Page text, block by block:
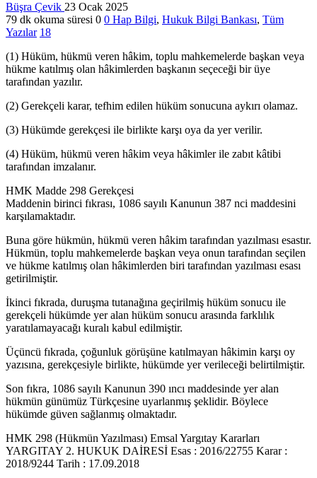
Büşra Çevik 23 Ocak 2025
79 dk okuma süresi 0 0 Hap Bilgi, Hukuk Bilgi Bankası, Tüm
Yazılar 18
(1) Hüküm, hükmü veren hâkim, toplu mahkemelerde başkan veya
hükme katılmış olan hâkimlerden başkanın seçeceği bir üye
tarafından yazılır.
(2) Gerekçeli karar, tefhim edilen hüküm sonucuna aykırı olamaz.
(3) Hükümde gerekçesi ile birlikte karşı oya da yer verilir.
(4) Hüküm, hükmü veren hâkim veya hâkimler ile zabıt kâtibi
tarafından imzalanır.
HMK Madde 298 Gerekçesi
Maddenin birinci fıkrası, 1086 sayılı Kanunun 387 nci maddesini
karşılamaktadır.
Buna göre hükmün, hükmü veren hâkim tarafından yazılması esastır.
Hükmün, toplu mahkemelerde başkan veya onun tarafından seçilen
ve hükme katılmış olan hâkimlerden biri tarafından yazılması esası
getirilmiştir.
İkinci fıkrada, duruşma tutanağına geçirilmiş hüküm sonucu ile
gerekçeli hükümde yer alan hüküm sonucu arasında farklılık
yaratılamayacağı kuralı kabul edilmiştir.
Üçüncü fıkrada, çoğunluk görüşüne katılmayan hâkimin karşı oy
yazısına, gerekçesiyle birlikte, hükümde yer verileceği belirtilmiştir.
Son fıkra, 1086 sayılı Kanunun 390 ıncı maddesinde yer alan
hükmün günümüz Türkçesine uyarlanmış şeklidir. Böylece
hükümde güven sağlanmış olmaktadır.
HMK 298 (Hükmün Yazılması) Emsal Yargıtay Kararları
YARGITAY 2. HUKUK DAİRESİ Esas : 2016/22755 Karar :
2018/9244 Tarih : 17.09.2018